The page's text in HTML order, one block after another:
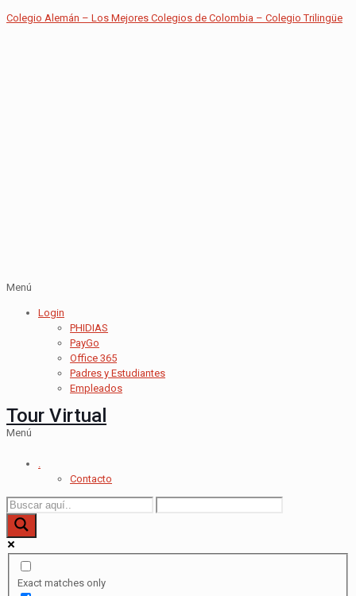
Colegio Alemán – Los Mejores Colegios de Colombia – Colegio Trilingüe
Menú
Login
PHIDIAS
PayGo
Office 365
Padres y Estudiantes
Empleados
Tour Virtual
Menú
.
Contacto
Exact matches only